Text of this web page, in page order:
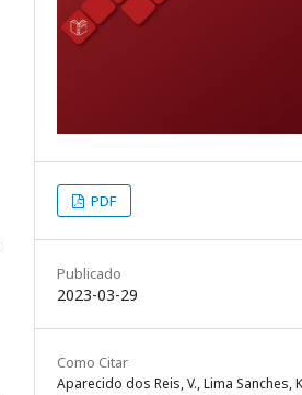
PDF
Publicado
2023-03-29
Como Citar
Aparecido dos Reis, V., Lima Sanches,